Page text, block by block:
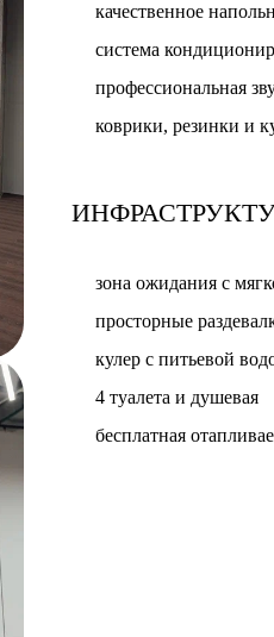
качественное
система
профессиональная
коврики, резинки и
зона ожидания с
просторные
кулер с питьевой
4 туалета и душевая
бесплатная